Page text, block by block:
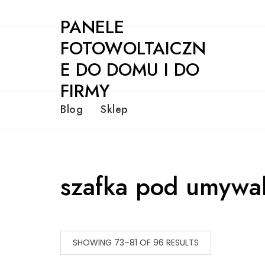
PANELE
FOTOWOLTAICZN
E DO DOMU I DO
FIRMY
Blog Sklep
szafka pod
SHOWING 73–81 OF 96 RESULTS